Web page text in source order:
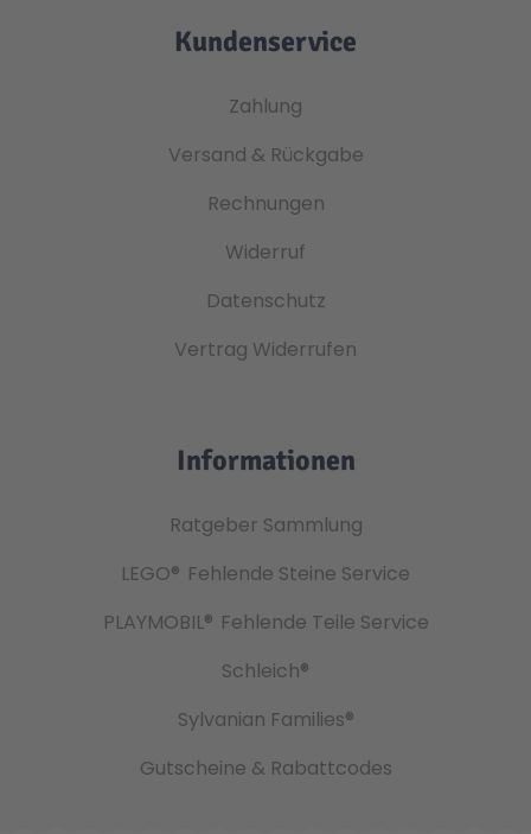
Kundenservice
Zahlung
Versand & Rückgabe
Rechnungen
Widerruf
Datenschutz
Vertrag Widerrufen
Informationen
Ratgeber Sammlung
LEGO® Fehlende Steine Service
PLAYMOBIL® Fehlende Teile Service
Schleich®
Sylvanian Families®
Gutscheine & Rabattcodes